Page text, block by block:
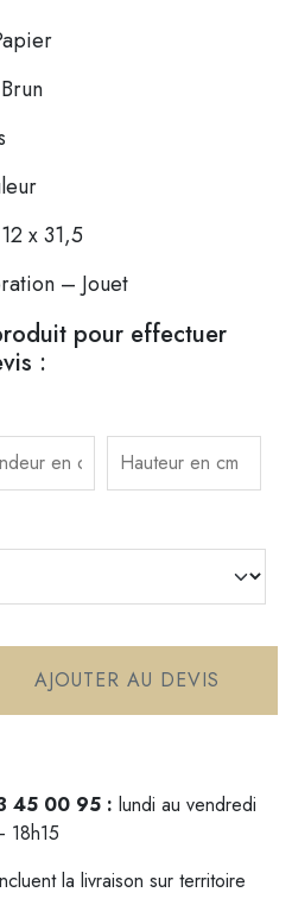
x 31,5
– Jouet
pour effectuer
:
AJOUTER AU DEVIS
45 00 95 : lundi au vendredi
18h15
la livraison sur territoire